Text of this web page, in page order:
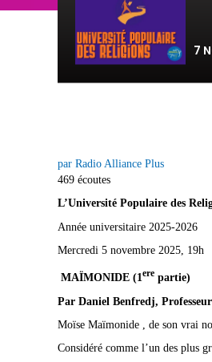
7
par Radio Alliance Plus
469 écoutes
L’Université Populaire des
Année universitaire 2025-2026
Mercredi 5 novembre 2025, 19h
MAÏMONIDE (1ere partie)
Par Daniel Benfredj,
Moïse Maïmonide , de son vrai
Considéré comme l’un des plus